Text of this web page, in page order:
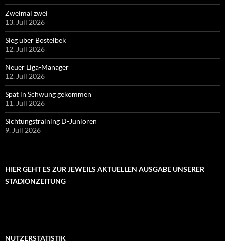
Zweimal zwei
13. Juli 2026
Sieg über Bostelbek
12. Juli 2026
Neuer Liga-Manager
12. Juli 2026
Spät in Schwung gekommen
11. Juli 2026
Sichtungstraining D-Junioren
9. Juli 2026
HIER GEHT ES ZUR JEWEILS AKTUELLEN AUSGABE UNSERER
STADIONZEITUNG
NUTZERSTATISTIK